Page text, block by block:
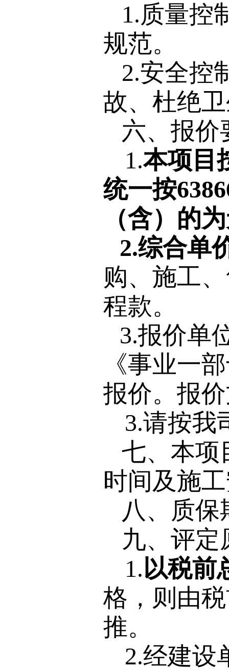
1.质量控
规范。
2.安全控
故、杜绝
六、报价
1.本项目
统一按
（含）的
2.综合单
购、施工
程款。
3.报价单
《事业一
报价。报
3.请按我
七、本项
时间及施
八、质保
九、评定
1.以税前
格，则由
推。
2.经建设